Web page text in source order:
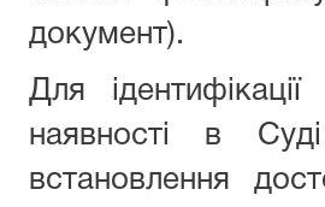
документ).
Для
наявності в
встановлення